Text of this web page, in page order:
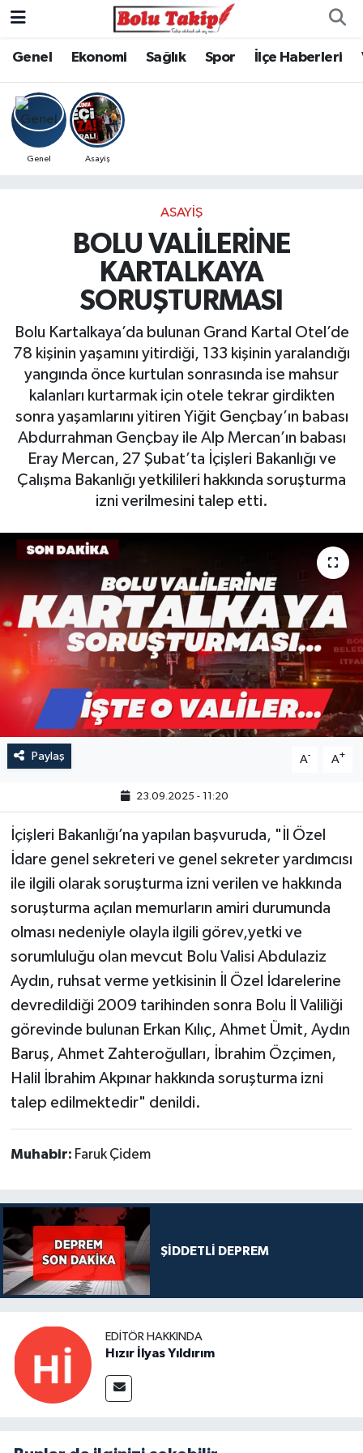
Genel Ekonomi Sağlık Spor İlçe Haberleri
Genel Asayiş
ASAYIŞ
BOLU VALİLERİNE
KARTALKAYA
SORUŞTURMASI
Bolu Kartalkaya’da bulunan Grand Kartal Otel’de
78 kişinin yaşamını yitirdiği, 133 kişinin yaralandığı
yangında önce kurtulan sonrasında ise mahsur
kalanları kurtarmak için otele tekrar girdikten
sonra yaşamlarını yitiren Yiğit Gençbay’ın babası
Abdurrahman Gençbay ile Alp Mercan’ın babası
Eray Mercan, 27 Şubat’ta İçişleri Bakanlığı ve
Çalışma Bakanlığı yetkilileri hakkında soruşturma
izni verilmesini talep etti.
Paylaş A- A+
23.09.2025 - 11:20
İçişleri Bakanlığı’na yapılan başvuruda, "İl Özel
İdare genel sekreteri ve genel sekreter yardımcısı
ile ilgili olarak soruşturma izni verilen ve hakkında
soruşturma açılan memurların amiri durumunda
olması nedeniyle olayla ilgili görev,yetki ve
sorumluluğu olan mevcut Bolu Valisi Abdulaziz
Aydın, ruhsat verme yetkisinin İl Özel İdarelerine
devredildiği 2009 tarihinden sonra Bolu İl Valiliği
görevinde bulunan Erkan Kılıç, Ahmet Ümit, Aydın
Baruş, Ahmet Zahteroğulları, İbrahim Özçimen,
Halil İbrahim Akpınar hakkında soruşturma izni
talep edilmektedir" denildi.
Muhabir: Faruk Çidem
ŞİDDETLİ DEPREM
EDITÖR HAKKINDA
Hızır İlyas Yıldırım